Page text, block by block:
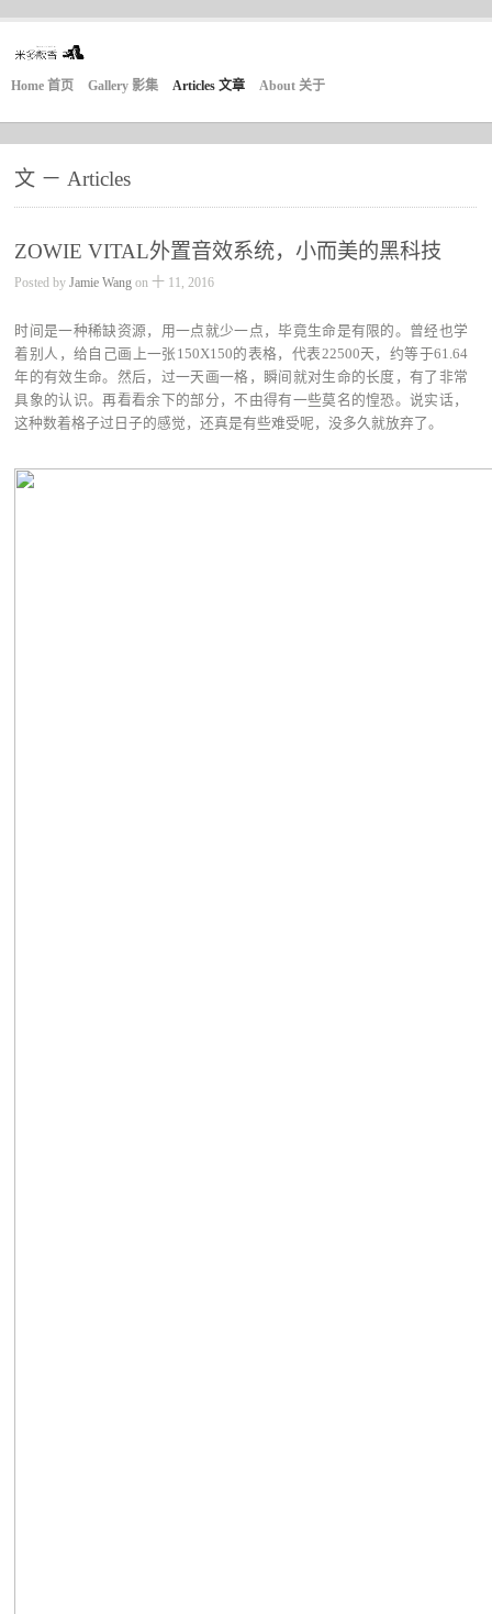
Home 首页 Gallery 影集 Articles 文章 About 关于
文 － Articles
ZOWIE VITAL外置音效系统，小而美的黑科技
Posted byJamie Wang on 十 11, 2016
时间是一种稀缺资源，用一点就少一点，毕竟生命是有限的。曾经也学
着别人，给自己画上一张150X150的表格，代表22500天，约等于61.64
年的有效生命。然后，过一天画一格，瞬间就对生命的长度，有了非常
具象的认识。再看看余下的部分，不由得有一些莫名的惶恐。说实话，
这种数着格子过日子的感觉，还真是有些难受呢，没多久就放弃了。